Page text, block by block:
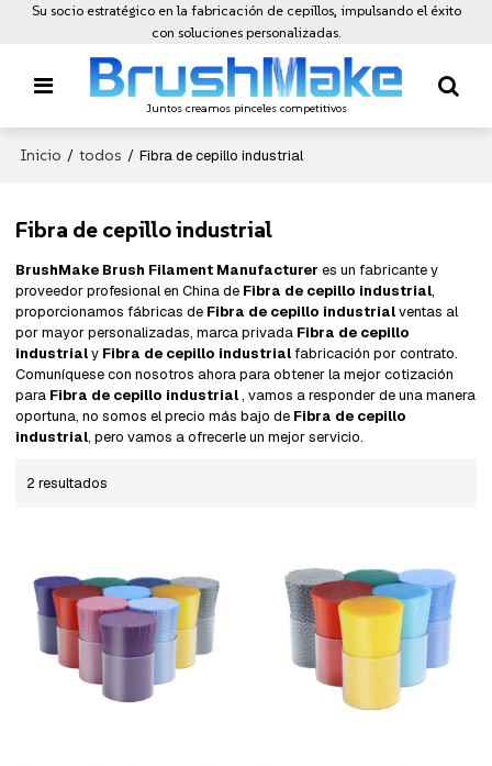
Su socio estratégico en la fabricación de cepillos, impulsando el éxito
con soluciones personalizadas.
Juntos creamos pinceles competitivos
Inicio / todos / Fibra de cepillo industrial
Fibra de cepillo industrial
BrushMake Brush Filament Manufacturer es un fabricante y
proveedor profesional en China de Fibra de cepillo industrial,
proporcionamos fábricas de Fibra de cepillo industrialventas al
por mayor personalizadas, marca privada Fibra de cepillo
industrialy Fibra de cepillo industrialfabricación por contrato.
Comuníquese con nosotros ahora para obtener la mejor cotización
para Fibra de cepillo industrial, vamos a responder de una manera
oportuna, no somos el precio más bajo de Fibra de cepillo
industrial, pero vamos a ofrecerle un mejor servicio.
2 resultados